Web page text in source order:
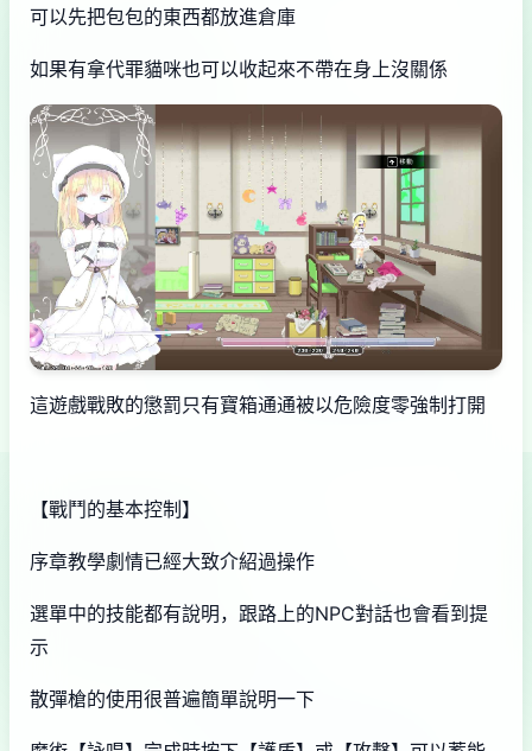
可以先把包包的東西都放進倉庫
如果有拿代罪貓咪也可以收起來不帶在身上沒關係
這遊戲戰敗的懲罰只有寶箱通通被以危險度零強制打開
【戰鬥的基本控制】
序章教學劇情已經大致介紹過操作
選單中的技能都有說明，跟路上的NPC對話也會看到提
示
散彈槍的使用很普遍簡單說明一下